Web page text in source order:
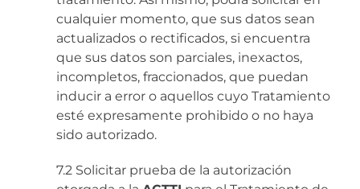
cualquier momento, que sus datos sean
actualizados o rectificados, si encuentra
que sus datos son parciales, inexactos,
incompletos, fraccionados, que puedan
inducir a error o aquellos cuyo Tratamiento
esté expresamente prohibido o no haya
sido autorizado.
7.2 Solicitar prueba de la autorización